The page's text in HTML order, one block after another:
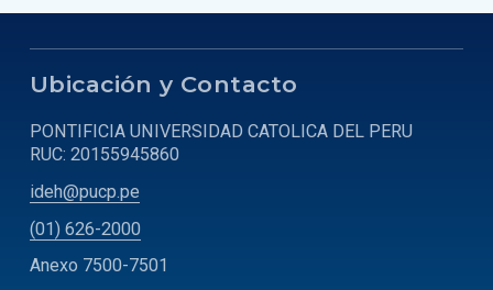
Ubicación y Contacto
PONTIFICIA UNIVERSIDAD CATOLICA DEL PERU
RUC: 20155945860
ideh@pucp.pe
(01) 626-2000
Anexo 7500-7501